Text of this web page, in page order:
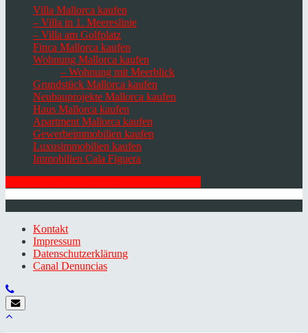
Villa Mallorca kaufen
– Villa in 1. Meereslinie
– Villa am Golfplatz
Finca Mallorca kaufen
Wohnung Mallorca kaufen
– Wohnung mit Meerblick
Grundstück Mallorca kaufen
Neubauprojekte Mallorca kaufen
Haus Mallorca kaufen
Apartment Mallorca kaufen
Gewerbeimmobilien kaufen
Luxusimmobilien kaufen
Immobilien Cala Figuera
Kontakt
Impressum
Datenschutzerklärung
Canal Denuncias